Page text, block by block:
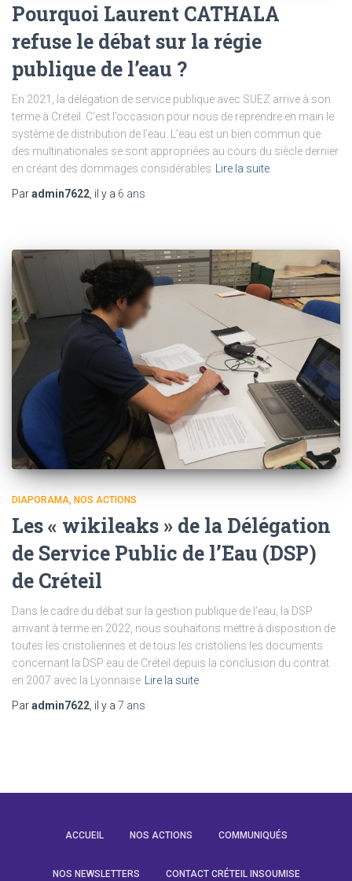
Pourquoi Laurent CATHALA
refuse le débat sur la régie
publique de l’eau ?
En 2021, la délégation de service publique avec SUEZ arrive à son
terme à Créteil. C’est l’occasion pour nous de reprendre en main le
système de distribution de l’eau. L’eau est un bien commun que
des multinationales se sont appropriées au cours du siècle dernier
en créant des dommages considérables Lire la suite
Paradmin7622, il y a 6 ans
DIAPORAMA NOS ACTIONS
Les « wikileaks » de la Délégation
de Service Public de l’Eau (DSP)
de Créteil
Dans le cadre du débat sur la gestion publique de l’eau, la DSP
arrivant à terme en 2022, nous souhaitons mettre à disposition de
toutes les cristoliennes et de tous les cristoliens les documents
concernant la DSP eau de Créteil depuis la conclusion du contrat
en 2007 avec la Lyonnaise
Lire la suite
Paradmin7622 , il y a 7 ans
ACCUEIL NOS ACTIONS COMMUNIQUÉS
NOS NEWSLETTERS CONTACT CRÉTEIL INSOUMISE